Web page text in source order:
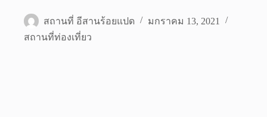
สถานที่ อีสานร้อยแปด
มกราคม 13, 2021
สถานที่ท่องเที่ยว